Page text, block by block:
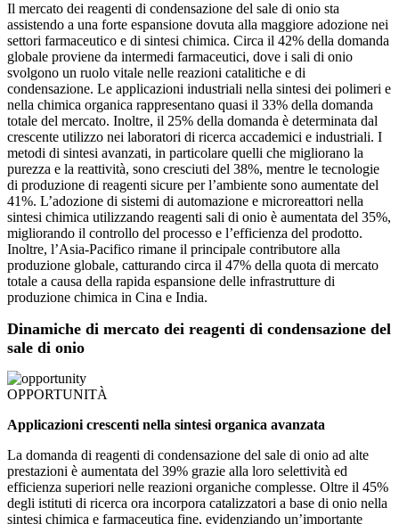
Il mercato dei reagenti di condensazione del sale di onio sta
assistendo a una forte espansione dovuta alla maggiore adozione nei
settori farmaceutico e di sintesi chimica. Circa il 42% della domanda
globale proviene da intermedi farmaceutici, dove i sali di onio
svolgono un ruolo vitale nelle reazioni catalitiche e di
condensazione. Le applicazioni industriali nella sintesi dei polimeri e
nella chimica organica rappresentano quasi il 33% della domanda
totale del mercato. Inoltre, il 25% della domanda è determinata dal
crescente utilizzo nei laboratori di ricerca accademici e industriali. I
metodi di sintesi avanzati, in particolare quelli che migliorano la
purezza e la reattività, sono cresciuti del 38%, mentre le tecnologie
di produzione di reagenti sicure per l’ambiente sono aumentate del
41%. L’adozione di sistemi di automazione e microreattori nella
sintesi chimica utilizzando reagenti sali di onio è aumentata del 35%,
migliorando il controllo del processo e l’efficienza del prodotto.
Inoltre, l’Asia-Pacifico rimane il principale contributore alla
produzione globale, catturando circa il 47% della quota di mercato
totale a causa della rapida espansione delle infrastrutture di
produzione chimica in Cina e India.
Dinamiche di mercato dei reagenti di condensazione del
sale di onio
OPPORTUNITÀ
Applicazioni crescenti nella sintesi organica avanzata
La domanda di reagenti di condensazione del sale di onio ad alte
prestazioni è aumentata del 39% grazie alla loro selettività ed
efficienza superiori nelle reazioni organiche complesse. Oltre il 45%
degli istituti di ricerca ora incorpora catalizzatori a base di onio nella
sintesi chimica e farmaceutica fine, evidenziando un’importante